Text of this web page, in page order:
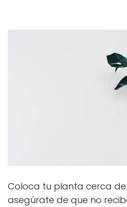
Coloca tu planta cerca
asegúrate de que no